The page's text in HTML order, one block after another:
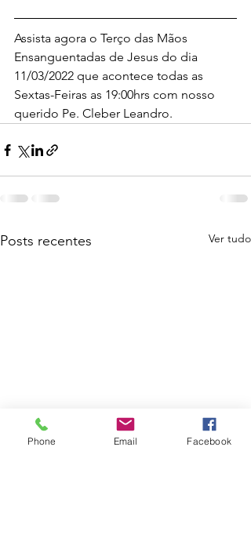
Assista agora o Terço das Mãos
Ensanguentadas de Jesus do dia
11/03/2022 que acontece todas as
Sextas-Feiras as 19:00hrs com nosso
querido Pe. Cleber Leandro.
Posts recentes Ver tudo
Phone Email Facebook